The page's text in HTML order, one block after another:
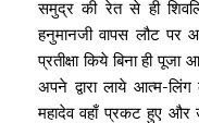
समुद्र की रेत से ही
हनुमानजी वापस लौट पर
प्रतीक्षा किये बिना ही
अपने द्वारा लाये आत्म-
महादेव वहाँ प्रकट हुए और